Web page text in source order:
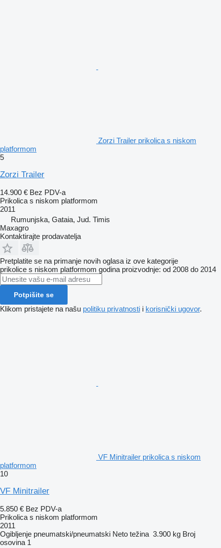
Zorzi Trailer prikolica s niskom
platformom
5
Zorzi Trailer
14.900 € Bez PDV-a
Prikolica s niskom platformom
2011
Rumunjska, Gataia, Jud. Timis
Maxagro
Kontaktirajte prodavatelja
Pretplatite se na primanje novih oglasa iz ove kategorije
prikolice s niskom platformom godina proizvodnje: od 2008 do 2014
Potpišite se
Klikom pristajete na našu politiku privatnosti i korisnički ugovor.
VF Minitrailer prikolica s niskom
platformom
10
VF Minitrailer
5.850 € Bez PDV-a
Prikolica s niskom platformom
2011
Ogibljenje pneumatski/pneumatski Neto težina 3.900 kg Broj
osovina 1